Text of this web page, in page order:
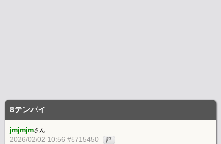
8テンパイ
jmjmjmさん
2026/02/02 10:56 #5715450 評